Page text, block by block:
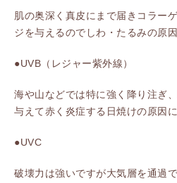
肌の奥深く真皮にまで届きコラー
ジを与えるのでしわ・たるみの原因
●UVB（レジャー紫外線）
海や山などでは特に強く降り注ぎ
与えて赤く炎症する日焼けの原因に
●UVC
破壊力は強いですが大気層を通過